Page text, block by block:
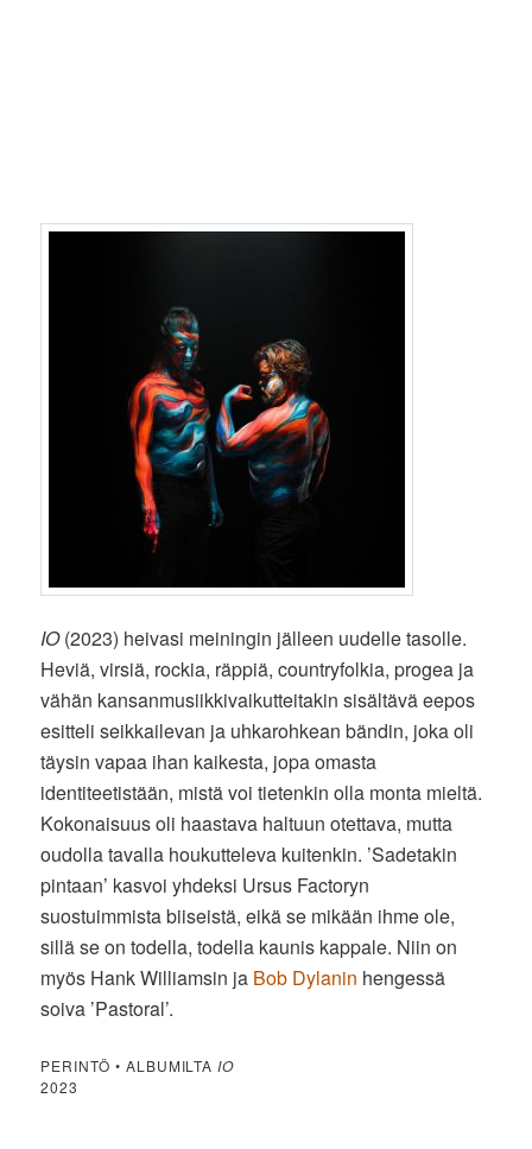
IO(2023) heivasi meiningin jälleen uudelle tasolle.
Heviä, virsiä, rockia, räppiä, countryfolkia, progea ja
vähän kansanmusiikkivaikutteitakin sisältävä eepos
esitteli seikkailevan ja uhkarohkean bändin, joka oli
täysin vapaa ihan kaikesta, jopa omasta
identiteetistään, mistä voi tietenkin olla monta mieltä.
Kokonaisuus oli haastava haltuun otettava, mutta
oudolla tavalla houkutteleva kuitenkin. ’Sadetakin
pintaan’ kasvoi yhdeksi Ursus Factoryn
suostuimmista biiseistä, eikä se mikään ihme ole,
sillä se on todella, todella kaunis kappale. Niin on
myös Hank Williamsin ja Bob Dylanin hengessä
soiva ’Pastoral’.
PERINTÖ • ALBUMILTA IO
2023